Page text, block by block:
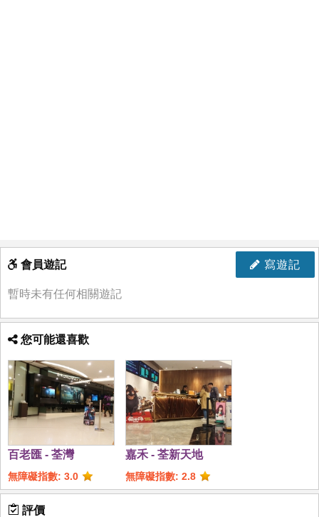
寫遊記
會員遊記
暫時未有任何相關遊記
您可能還喜歡
百老匯 - 荃灣
無障礙指數: 3.0
嘉禾 - 荃新天地
無障礙指數: 2.8
評價